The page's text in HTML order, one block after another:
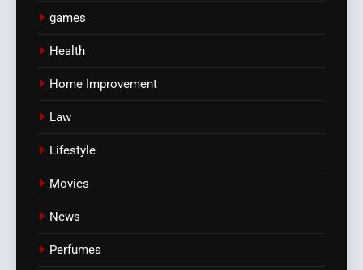
games
Health
Home Improvement
Law
Lifestyle
Movies
News
Perfumes